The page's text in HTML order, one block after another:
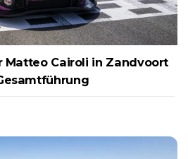
Matteo Cairoli in Zandvoort